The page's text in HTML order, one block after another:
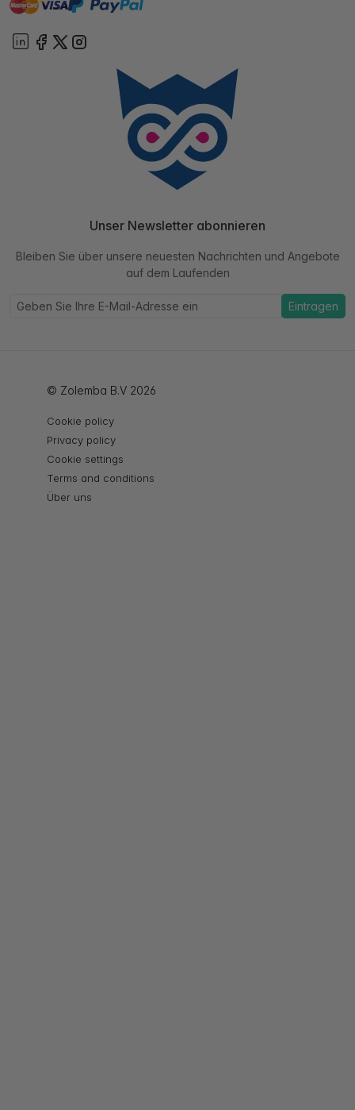
paypal
Unser Newsletter abonnieren
Bleiben Sie über unsere neuesten Nachrichten und Angebote
auf dem Laufenden
Eintragen
© Zolemba B.V 2026
Cookie policy
Privacy policy
Cookie settings
Terms and conditions
Über uns